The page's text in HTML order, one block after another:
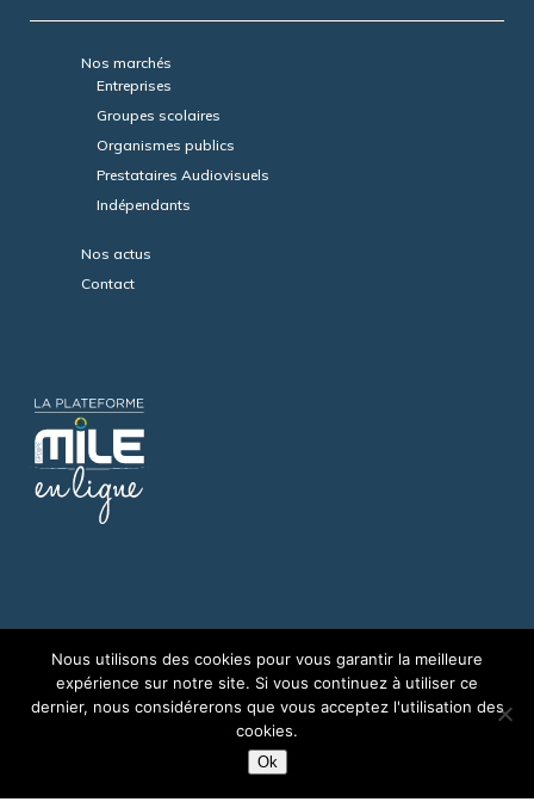
Nos marchés
Entreprises
Groupes scolaires
Organismes publics
Prestataires Audiovisuels
Indépendants
Nos actus
Contact
Nous utilisons des cookies pour vous garantir la meilleure
expérience sur notre site. Si vous continuez à utiliser ce
dernier, nous considérerons que vous acceptez l'utilisation des
cookies.
Ok